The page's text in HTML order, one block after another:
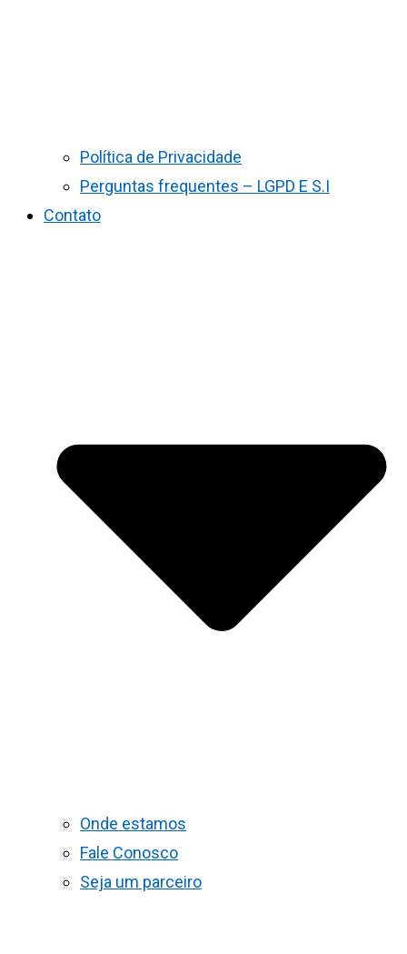
Política de Privacidade
Perguntas frequentes – LGPD E S.I
Contato
Onde estamos
Fale Conosco
Seja um parceiro